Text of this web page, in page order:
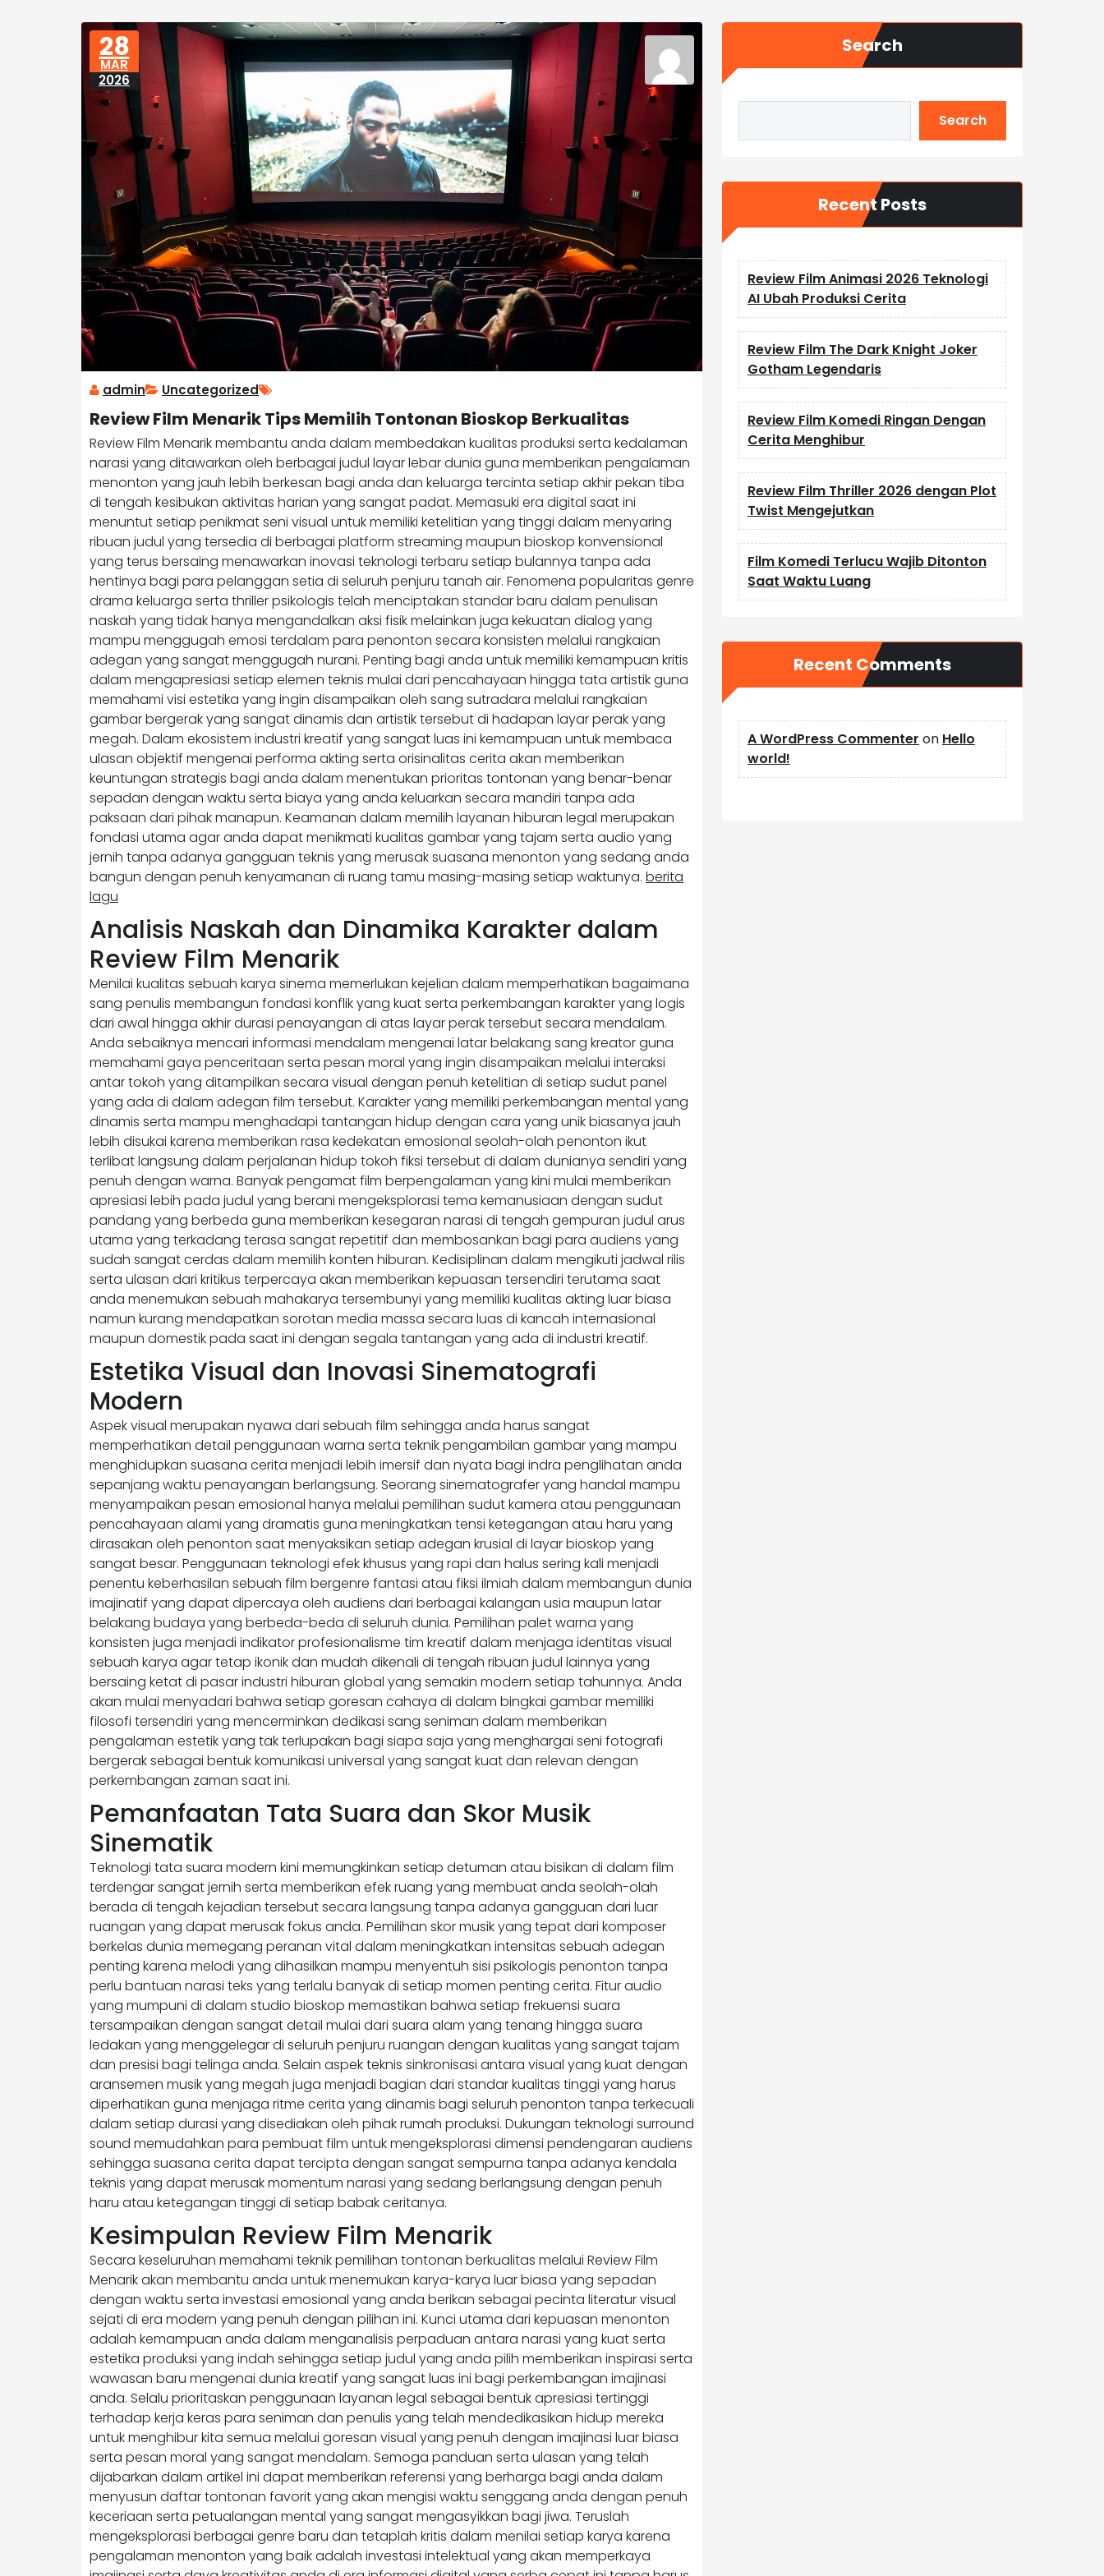
28
MAR
2026
admin Uncategorized
Review Film Menarik Tips Memilih Tontonan Bioskop Berkualitas
Review Film Menarik membantu anda dalam membedakan kualitas produksi serta kedalaman
narasi yang ditawarkan oleh berbagai judul layar lebar dunia guna memberikan pengalaman
menonton yang jauh lebih berkesan bagi anda dan keluarga tercinta setiap akhir pekan tiba
di tengah kesibukan aktivitas harian yang sangat padat. Memasuki era digital saat ini
menuntut setiap penikmat seni visual untuk memiliki ketelitian yang tinggi dalam menyaring
ribuan judul yang tersedia di berbagai platform streaming maupun bioskop konvensional
yang terus bersaing menawarkan inovasi teknologi terbaru setiap bulannya tanpa ada
hentinya bagi para pelanggan setia di seluruh penjuru tanah air. Fenomena popularitas genre
drama keluarga serta thriller psikologis telah menciptakan standar baru dalam penulisan
naskah yang tidak hanya mengandalkan aksi fisik melainkan juga kekuatan dialog yang
mampu menggugah emosi terdalam para penonton secara konsisten melalui rangkaian
adegan yang sangat menggugah nurani. Penting bagi anda untuk memiliki kemampuan kritis
dalam mengapresiasi setiap elemen teknis mulai dari pencahayaan hingga tata artistik guna
memahami visi estetika yang ingin disampaikan oleh sang sutradara melalui rangkaian
gambar bergerak yang sangat dinamis dan artistik tersebut di hadapan layar perak yang
megah. Dalam ekosistem industri kreatif yang sangat luas ini kemampuan untuk membaca
ulasan objektif mengenai performa akting serta orisinalitas cerita akan memberikan
keuntungan strategis bagi anda dalam menentukan prioritas tontonan yang benar-benar
sepadan dengan waktu serta biaya yang anda keluarkan secara mandiri tanpa ada
paksaan dari pihak manapun. Keamanan dalam memilih layanan hiburan legal merupakan
fondasi utama agar anda dapat menikmati kualitas gambar yang tajam serta audio yang
jernih tanpa adanya gangguan teknis yang merusak suasana menonton yang sedang anda
bangun dengan penuh kenyamanan di ruang tamu masing-masing setiap waktunya. berita
lagu
Analisis Naskah dan Dinamika Karakter dalam
Review Film Menarik
Menilai kualitas sebuah karya sinema memerlukan kejelian dalam memperhatikan bagaimana
sang penulis membangun fondasi konflik yang kuat serta perkembangan karakter yang logis
dari awal hingga akhir durasi penayangan di atas layar perak tersebut secara mendalam.
Anda sebaiknya mencari informasi mendalam mengenai latar belakang sang kreator guna
memahami gaya penceritaan serta pesan moral yang ingin disampaikan melalui interaksi
antar tokoh yang ditampilkan secara visual dengan penuh ketelitian di setiap sudut panel
yang ada di dalam adegan film tersebut. Karakter yang memiliki perkembangan mental yang
dinamis serta mampu menghadapi tantangan hidup dengan cara yang unik biasanya jauh
lebih disukai karena memberikan rasa kedekatan emosional seolah-olah penonton ikut
terlibat langsung dalam perjalanan hidup tokoh fiksi tersebut di dalam dunianya sendiri yang
penuh dengan warna. Banyak pengamat film berpengalaman yang kini mulai memberikan
apresiasi lebih pada judul yang berani mengeksplorasi tema kemanusiaan dengan sudut
pandang yang berbeda guna memberikan kesegaran narasi di tengah gempuran judul arus
utama yang terkadang terasa sangat repetitif dan membosankan bagi para audiens yang
sudah sangat cerdas dalam memilih konten hiburan. Kedisiplinan dalam mengikuti jadwal rilis
serta ulasan dari kritikus terpercaya akan memberikan kepuasan tersendiri terutama saat
anda menemukan sebuah mahakarya tersembunyi yang memiliki kualitas akting luar biasa
namun kurang mendapatkan sorotan media massa secara luas di kancah internasional
maupun domestik pada saat ini dengan segala tantangan yang ada di industri kreatif.
Estetika Visual dan Inovasi Sinematografi
Modern
Aspek visual merupakan nyawa dari sebuah film sehingga anda harus sangat
memperhatikan detail penggunaan warna serta teknik pengambilan gambar yang mampu
menghidupkan suasana cerita menjadi lebih imersif dan nyata bagi indra penglihatan anda
sepanjang waktu penayangan berlangsung. Seorang sinematografer yang handal mampu
menyampaikan pesan emosional hanya melalui pemilihan sudut kamera atau penggunaan
pencahayaan alami yang dramatis guna meningkatkan tensi ketegangan atau haru yang
dirasakan oleh penonton saat menyaksikan setiap adegan krusial di layar bioskop yang
sangat besar. Penggunaan teknologi efek khusus yang rapi dan halus sering kali menjadi
penentu keberhasilan sebuah film bergenre fantasi atau fiksi ilmiah dalam membangun dunia
imajinatif yang dapat dipercaya oleh audiens dari berbagai kalangan usia maupun latar
belakang budaya yang berbeda-beda di seluruh dunia. Pemilihan palet warna yang
konsisten juga menjadi indikator profesionalisme tim kreatif dalam menjaga identitas visual
sebuah karya agar tetap ikonik dan mudah dikenali di tengah ribuan judul lainnya yang
bersaing ketat di pasar industri hiburan global yang semakin modern setiap tahunnya. Anda
akan mulai menyadari bahwa setiap goresan cahaya di dalam bingkai gambar memiliki
filosofi tersendiri yang mencerminkan dedikasi sang seniman dalam memberikan
pengalaman estetik yang tak terlupakan bagi siapa saja yang menghargai seni fotografi
bergerak sebagai bentuk komunikasi universal yang sangat kuat dan relevan dengan
perkembangan zaman saat ini.
Pemanfaatan Tata Suara dan Skor Musik
Sinematik
Teknologi tata suara modern kini memungkinkan setiap detuman atau bisikan di dalam film
terdengar sangat jernih serta memberikan efek ruang yang membuat anda seolah-olah
berada di tengah kejadian tersebut secara langsung tanpa adanya gangguan dari luar
ruangan yang dapat merusak fokus anda. Pemilihan skor musik yang tepat dari komposer
berkelas dunia memegang peranan vital dalam meningkatkan intensitas sebuah adegan
penting karena melodi yang dihasilkan mampu menyentuh sisi psikologis penonton tanpa
perlu bantuan narasi teks yang terlalu banyak di setiap momen penting cerita. Fitur audio
yang mumpuni di dalam studio bioskop memastikan bahwa setiap frekuensi suara
tersampaikan dengan sangat detail mulai dari suara alam yang tenang hingga suara
ledakan yang menggelegar di seluruh penjuru ruangan dengan kualitas yang sangat tajam
dan presisi bagi telinga anda. Selain aspek teknis sinkronisasi antara visual yang kuat dengan
aransemen musik yang megah juga menjadi bagian dari standar kualitas tinggi yang harus
diperhatikan guna menjaga ritme cerita yang dinamis bagi seluruh penonton tanpa terkecuali
dalam setiap durasi yang disediakan oleh pihak rumah produksi. Dukungan teknologi surround
sound memudahkan para pembuat film untuk mengeksplorasi dimensi pendengaran audiens
sehingga suasana cerita dapat tercipta dengan sangat sempurna tanpa adanya kendala
teknis yang dapat merusak momentum narasi yang sedang berlangsung dengan penuh
haru atau ketegangan tinggi di setiap babak ceritanya.
Kesimpulan Review Film Menarik
Secara keseluruhan memahami teknik pemilihan tontonan berkualitas melalui Review Film
Menarik akan membantu anda untuk menemukan karya-karya luar biasa yang sepadan
dengan waktu serta investasi emosional yang anda berikan sebagai pecinta literatur visual
sejati di era modern yang penuh dengan pilihan ini. Kunci utama dari kepuasan menonton
adalah kemampuan anda dalam menganalisis perpaduan antara narasi yang kuat serta
estetika produksi yang indah sehingga setiap judul yang anda pilih memberikan inspirasi serta
wawasan baru mengenai dunia kreatif yang sangat luas ini bagi perkembangan imajinasi
anda. Selalu prioritaskan penggunaan layanan legal sebagai bentuk apresiasi tertinggi
terhadap kerja keras para seniman dan penulis yang telah mendedikasikan hidup mereka
untuk menghibur kita semua melalui goresan visual yang penuh dengan imajinasi luar biasa
serta pesan moral yang sangat mendalam. Semoga panduan serta ulasan yang telah
dijabarkan dalam artikel ini dapat memberikan referensi yang berharga bagi anda dalam
menyusun daftar tontonan favorit yang akan mengisi waktu senggang anda dengan penuh
keceriaan serta petualangan mental yang sangat mengasyikkan bagi jiwa. Teruslah
mengeksplorasi berbagai genre baru dan tetaplah kritis dalam menilai setiap karya karena
pengalaman menonton yang baik adalah investasi intelektual yang akan memperkaya
Search
Search
Recent Posts
Review Film Animasi 2026 Teknologi
AI Ubah Produksi Cerita
Review Film The Dark Knight Joker
Gotham Legendaris
Review Film Komedi Ringan Dengan
Cerita Menghibur
Review Film Thriller 2026 dengan Plot
Twist Mengejutkan
Film Komedi Terlucu Wajib Ditonton
Saat Waktu Luang
Recent Comments
A WordPress Commenter on Hello
world!